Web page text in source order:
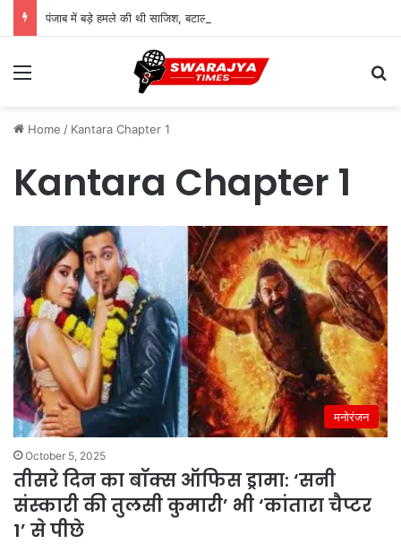
Menu
Home / Kantara Chapter 1
Kantara Chapter 1
मनोरंजन
October 5, 2025
तीसरे दिन का बॉक्स ऑफिस ड्रामा: ‘सनी
संस्कारी की तुलसी कुमारी’ भी ‘कांतारा चैप्टर
1’ से पीछे